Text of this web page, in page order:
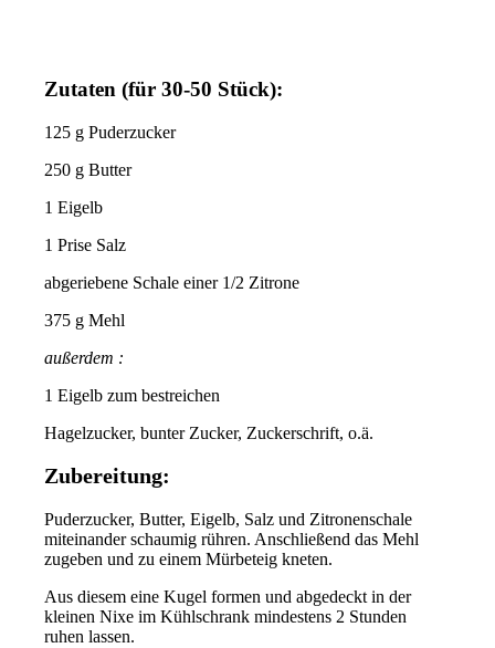
Zutaten (für 30-50 Stück):
125 g Puderzucker
250 g Butter
1 Eigelb
1 Prise Salz
abgeriebene Schale einer 1/2 Zitrone
375 g Mehl
außerdem :
1 Eigelb zum bestreichen
Hagelzucker, bunter Zucker, Zuckerschrift, o.ä.
Zubereitung:
Puderzucker, Butter, Eigelb, Salz und Zitronenschale
miteinander schaumig rühren. Anschließend das Mehl
zugeben und zu einem Mürbeteig kneten.
Aus diesem eine Kugel formen und abgedeckt in der
kleinen Nixe im Kühlschrank mindestens 2 Stunden
ruhen lassen.